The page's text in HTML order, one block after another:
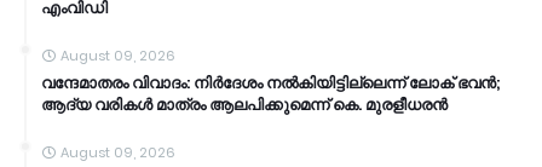
എംവിഡി
August 09, 2026
വ​ന്ദേ​മാ​ത​രം വി​വാ​ദം: നി​ർ​ദേ​ശം ന​ൽ​കി​യി​ട്ടി​ല്ലെ​ന്ന് ലോ​ക് ഭ​വ​ൻ;
ആ​ദ്യ വ​രി​ക​ൾ മാ​ത്രം ആ​ല​പി​ക്കു​മെ​ന്ന് കെ. ​മു​ര​ളീ​ധ​ര​ൻ
August 09, 2026